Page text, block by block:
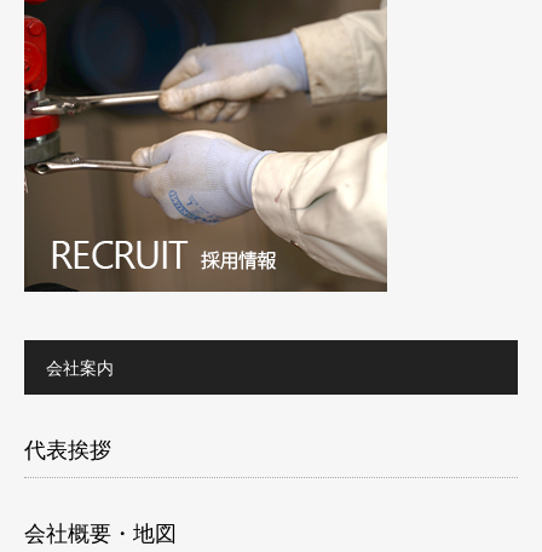
会社案内
代表挨拶
会社概要・地図